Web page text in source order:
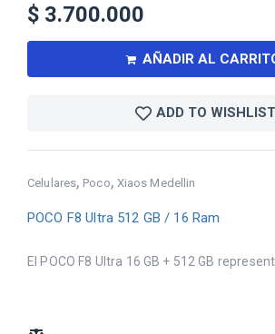
Celulares, Poco, Xiaos Medellin
POCO F8 Ultra 512 GB / 16 Ram
El POCO F8 Ultra 16 GB + 512 GB
$ 3.700.000
AÑADIR AL
ADD TO WISHLIST